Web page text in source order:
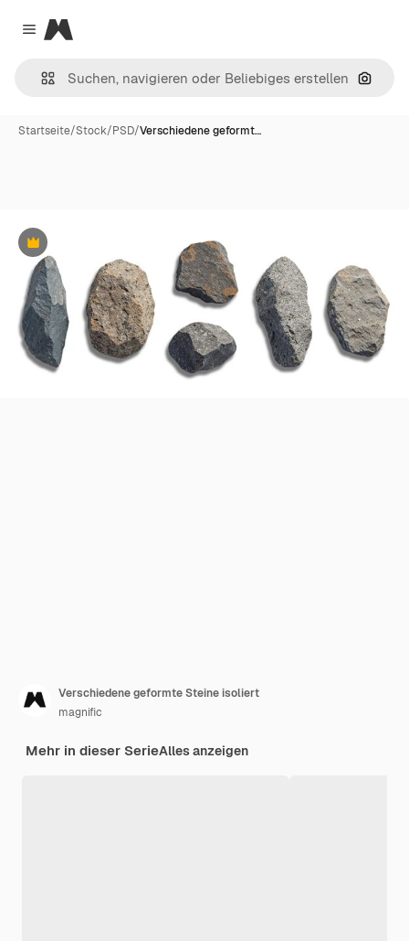
Close menu
Magnific
Nach
Startseite/Stock/PSD/Verschiedene geformt…
Premium
Verschiedene geformte Steine isoliert
magnific
Mehr in dieser SerieAlles anzeigen